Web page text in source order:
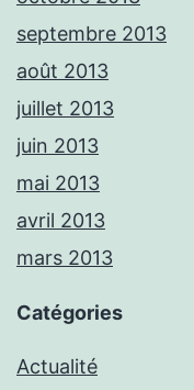
septembre 2013
août 2013
juillet 2013
juin 2013
mai 2013
avril 2013
mars 2013
Catégories
Actualité